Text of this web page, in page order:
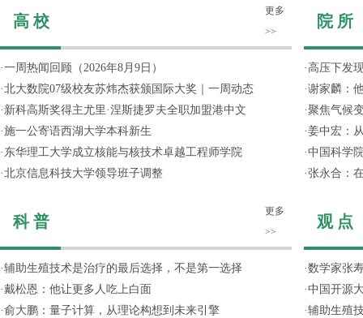
高 校
更多
>>
·一周热闻回顾（2026年8月9日）
·北大数院07级校友苏炜杰获颁国际大奖｜一周动态
· 新科高斯奖得主尤里·涅斯捷罗夫全职加盟港中文
·施一公寄语西湖大学本科新生
· 东华理工大学成立核能与核技术卓越工程师学院
·北京信息科技大学领导班子调整
科 普
更多
>>
·辅助生殖技术是治疗的最后选择，不是第一选择
·戴松恩：他让更多人吃上白面
·俞大鹏：量子计算，从理论构想到未来引擎
院 所
· 高压下发
·谢家麟：
·聚焦气候
·姜中宏：
·中国科学
·张永合：
观 点
·数学家张
·中国开源
·辅助生殖